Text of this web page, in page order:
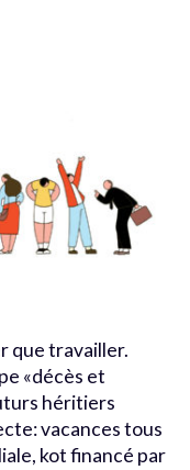
que travailler.
«décès et
héritiers
vacances tous
kot financé par